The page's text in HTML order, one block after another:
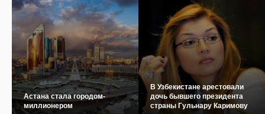
Астана стала городом-
миллионером
В Узбекистане арестовали
дочь бывшего президента
страны Гульнару Каримову